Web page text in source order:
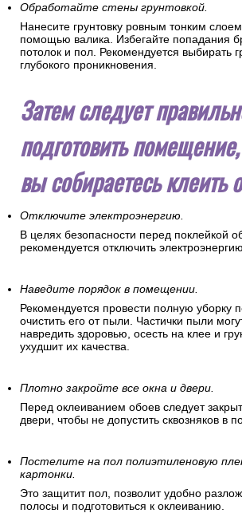
Обработайте стены грунтовкой.
Нанесите грунтовку ровным тонким
помощью валика. Избегайте попадания
потолок и пол. Рекомендуется выбирать
глубокого проникновения.
Затем следует
подготовить
вы собираетесь клеить
Отключите электроэнергию.
В целях безопасности перед поклейкой
рекомендуется отключить
Наведите порядок в помещении.
Рекомендуется провести полную уборку
очистить его от пыли. Частички пыли
навредить здоровью, осесть на клее и
ухудшит их качества.
Плотно закройте все окна и двери.
Перед оклеиванием обоев следует
двери, чтобы не допустить сквозняков в
Постелите на пол полиэтиленовую
картонки.
Это защитит пол, позволит удобно
полосы и подготовиться к оклеиванию.